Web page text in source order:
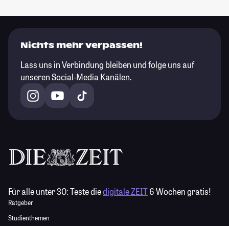
Nichts mehr verpassen!
Lass uns in Verbindung bleiben und folge uns auf
unseren Social-Media Kanälen.
Für alle unter 30:Teste diedigitale ZEIT6 Wochen gratis!
Ratgeber
Studienthemen